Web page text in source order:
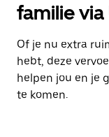
familie
Of je nu extra
hebt, deze
helpen jou en je
te komen.